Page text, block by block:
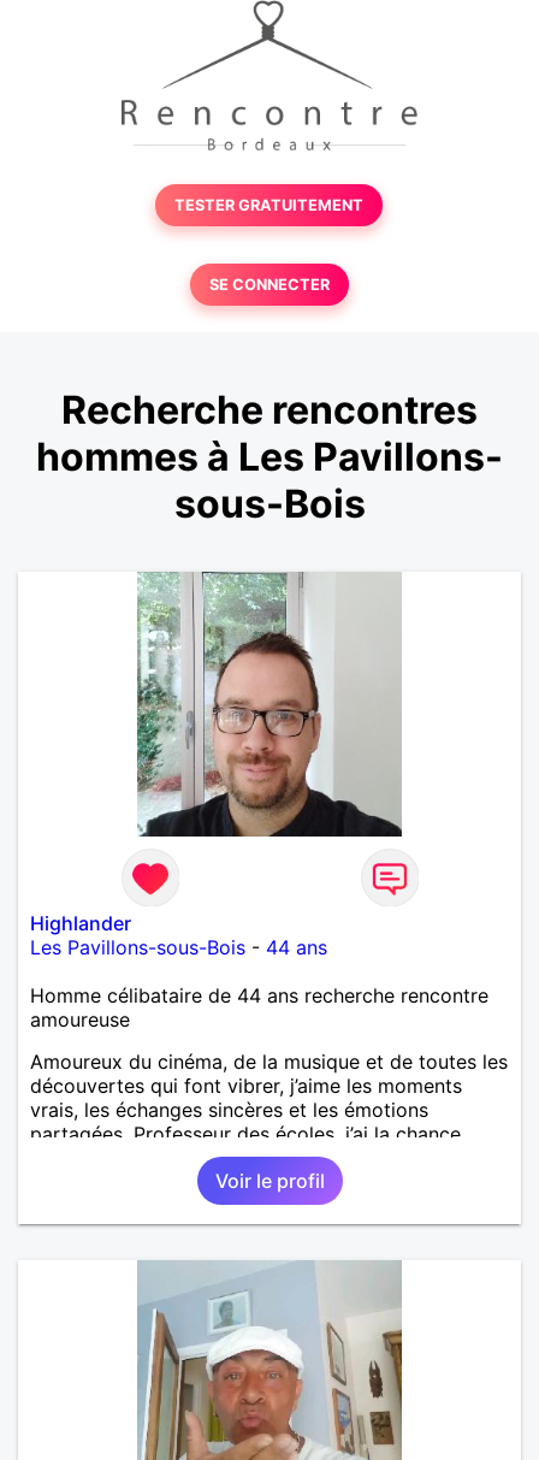
TESTER GRATUITEMENT
SE CONNECTER
Recherche rencontres
hommes à Les Pavillons-
sous-Bois
Highlander
Les Pavillons-sous-Bois - 44 ans
Homme célibataire de 44 ans recherche rencontre
amoureuse
Amoureux du cinéma, de la musique et de toutes les
découvertes qui font vibrer, j’aime les moments
vrais, les échanges sincères et les émotions
partagées. Professeur des écoles, j’ai la chance
d’exercer un métier qui me ressemble : transmettre,
éveiller, encourager. Il y a quelque chose de
précieux dans la sincérité des enfants qu’on perd
parfois en grandissant. J’écris aussi un roman — un
de sens. Entre un bon film, un concert, un resto
improvisé ou une soirée plus tranquille à refaire le
monde, je suis partant. Je recherche une femme
authentique, curieuse, avec qui partager autant les
discussions que les moments simples. Si tu aimes
t’émerveiller et créer une belle complicité, faisons
connaissance.
Voir le profil